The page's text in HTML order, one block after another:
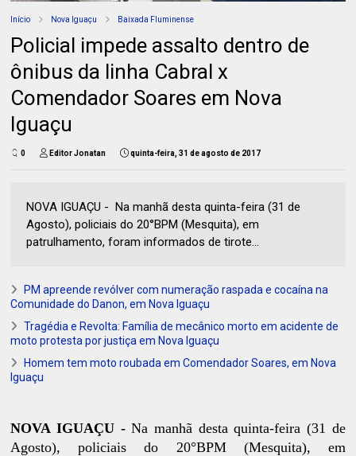
Início Nova Iguaçu Baixada Fluminense
Policial impede assalto dentro de
ônibus da linha Cabral x
Comendador Soares em Nova
Iguaçu
0 Editor Jonatan quinta-feira, 31 de agosto de 2017
NOVA IGUAÇU - Na manhã desta quinta-feira (31 de
Agosto), policiais do 20°BPM (Mesquita), em
patrulhamento, foram informados de tirote...
PM apreende revólver com numeração raspada e cocaína na
Comunidade do Danon, em Nova Iguaçu
Tragédia e Revolta: Família de mecânico morto em acidente de
moto protesta por justiça em Nova Iguaçu
Homem tem moto roubada em Comendador Soares, em Nova
Iguaçu
NOVA IGUAÇU -Na manhã desta quinta-feira (31 de
Agosto), policiais do 20°BPM (Mesquita), em